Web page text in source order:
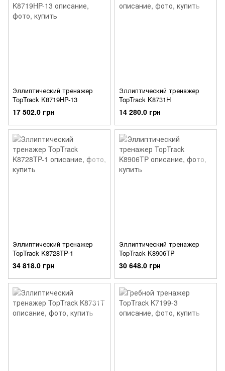
Эллиптический тренажер
TopTrack K8719HP-13
17 502.0 грн
Эллиптический тренажер
TopTrack K8731H
14 280.0 грн
Эллиптический тренажер
TopTrack K8728TP-1
34 818.0 грн
Эллиптический тренажер
TopTrack K8906TP
30 648.0 грн